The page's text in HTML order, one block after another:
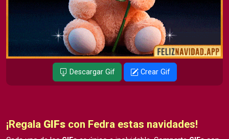
Descargar Gif Crear Gif
¡Regala GIFs con Fedra estas navidades!